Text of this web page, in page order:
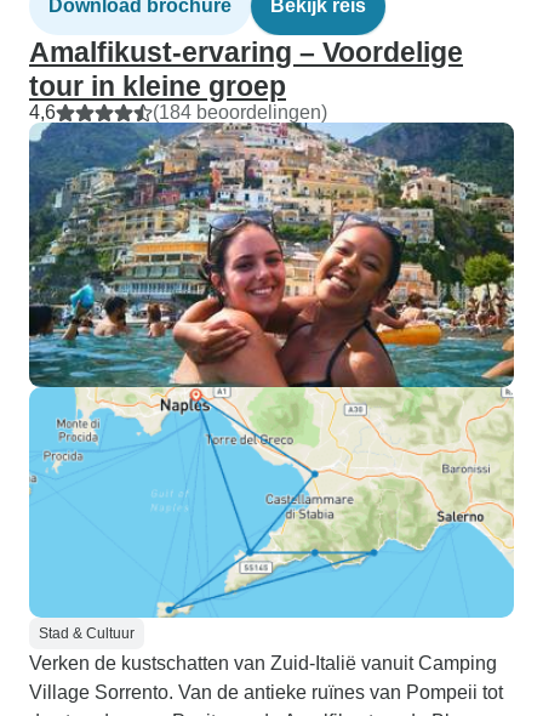
Download brochure Bekijk reis
Amalfikust-ervaring – Voordelige
tour in kleine groep
4,6 (184 beoordelingen)
Stad & Cultuur
Verken de kustschatten van Zuid-Italië vanuit Camping
Village Sorrento. Van de antieke ruïnes van Pompeii tot